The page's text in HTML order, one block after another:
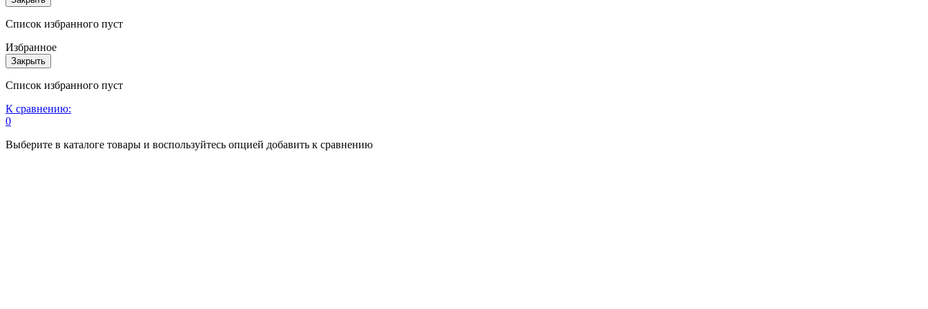
Список избранного пуст
Избранное
Закрыть
Список избранного пуст
К сравнению:
0
Выберите в каталоге товары и воспользуйтесь опцией добавить к сравнению